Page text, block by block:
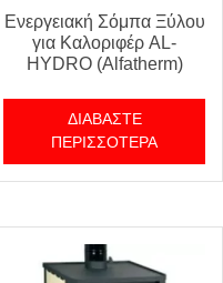
Ενεργειακή Σόμπα Ξύλου
για Καλοριφέρ AL-
HYDRO (Alfatherm)
ΔΙΑΒΆΣΤΕ
ΠΕΡΙΣΣΌΤΕΡΑ